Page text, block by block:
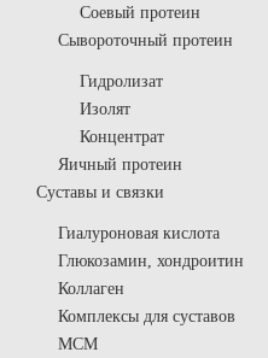
Соевый протеин
Сывороточный протеин
Гидролизат
Изолят
Концентрат
Яичный протеин
Суставы и связки
Гиалуроновая кислота
Глюкозамин, хондроитин
Коллаген
Комплексы для суставов
МСМ